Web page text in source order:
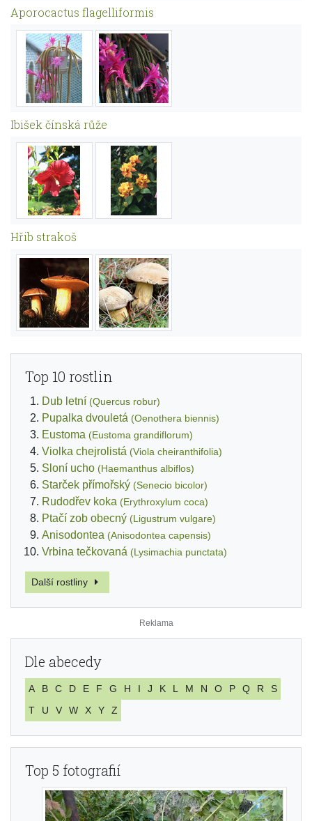
Aporocactus flagelliformis
Ibišek čínská růže
Hřib strakoš
Top 10 rostlin
Dub letní (Quercus robur)
Pupalka dvouletá (Oenothera biennis)
Eustoma (Eustoma grandiflorum)
Violka chejrolistá (Viola cheiranthifolia)
Sloní ucho (Haemanthus albiflos)
Starček přímořský (Senecio bicolor)
Rudodřev koka (Erythroxylum coca)
Ptačí zob obecný (Ligustrum vulgare)
Anisodontea (Anisodontea capensis)
Vrbina tečkovaná (Lysimachia punctata)
Další rostliny
Dle abecedy
A B C D E F G H I J K L M N O P Q R
S
T
U V W X Y Z
Top 5 fotografií